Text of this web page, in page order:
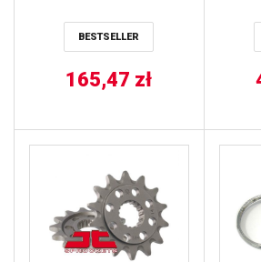
BESTSELLER
165,47 zł